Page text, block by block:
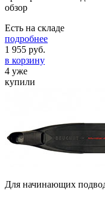
обзор
Есть на складе
подробнее
1 955 руб.
в корзину
4 уже
купили
Для начинающих